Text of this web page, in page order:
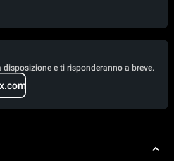
e ti risponderanno a breve.